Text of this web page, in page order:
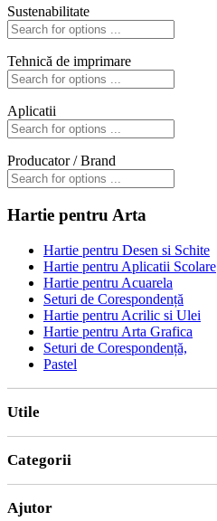
Sustenabilitate
Tehnică de imprimare
Aplicatii
Producator / Brand
Hartie pentru Arta
Hartie pentru Desen si Schite
Hartie pentru Aplicatii Scolare
Hartie pentru Acuarela
Seturi de Corespondență
Hartie pentru Acrilic si Ulei
Hartie pentru Arta Grafica
Seturi de Corespondență,
Pastel
Utile
Parteneri
Categorii
Hârtie și Cartoane
Ajutor